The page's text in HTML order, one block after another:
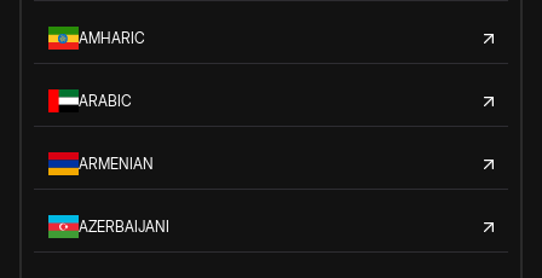
AMHARIC
ARABIC
ARMENIAN
AZERBAIJANI